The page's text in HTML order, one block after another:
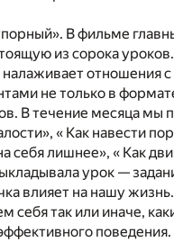
В фильме
из сорока
отношения с
не только в
В течение месяца мы
« Как навести
себя лишнее», « Как
урок —
влияет на нашу
себя так или иначе,